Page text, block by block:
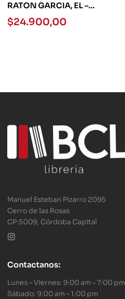
RATON GARCIA, EL –
LOQUELEO VERDE
$24.900,00
Manuel Esteban Pizarro 2095
Cerro de las Rosas
CP:5009, Córdoba Capital
Contactanos:
Lunes – Viernes: 9:00 am – 7:00 pm
Sábado: 9:00 am – 1:00 pm